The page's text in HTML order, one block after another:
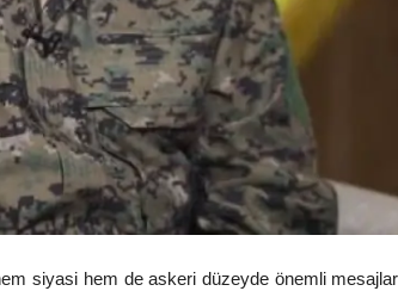
siyasi hem de askeri düzeyde önemli